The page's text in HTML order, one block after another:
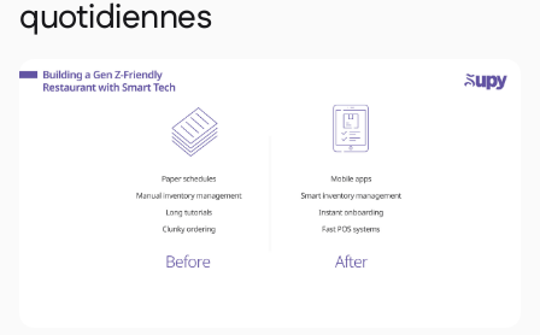
quotidiennes